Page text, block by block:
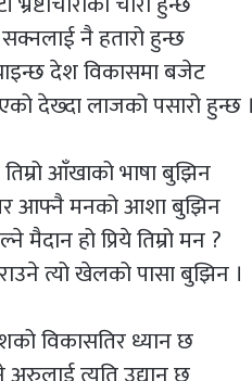
नै हतारो हुन्छ
देश विकासमा बजेट
देख्दा लाजको पसारो हुन्छ ।
आँखाको भाषा बुझिन
आफ्नै मनको आशा बुझिन
हो प्रिये तिम्रो मन ?
त्यो खेलको पासा बुझिन ।
विकासतिर ध्यान छ